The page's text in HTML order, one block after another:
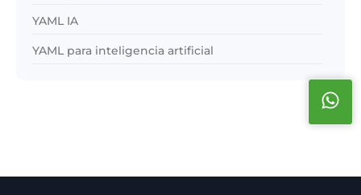
YAML IA
YAML para inteligencia artificial